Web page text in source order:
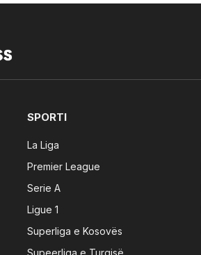
SPORTI
La Liga
Premier League
Serie A
Ligue 1
Superliga e Kosovës